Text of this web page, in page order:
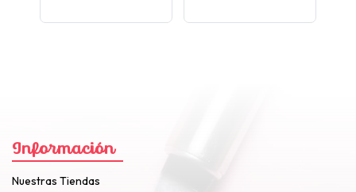
Información
Nuestras Tiendas